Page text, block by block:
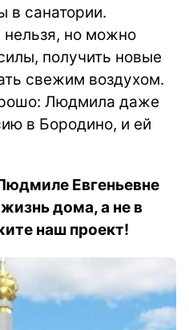
в санатории.
нельзя, но можно
получить новые
свежим воздухом.
Людмила даже
в Бородино, и ей
Евгеньевне
дома, а не в
наш проект!